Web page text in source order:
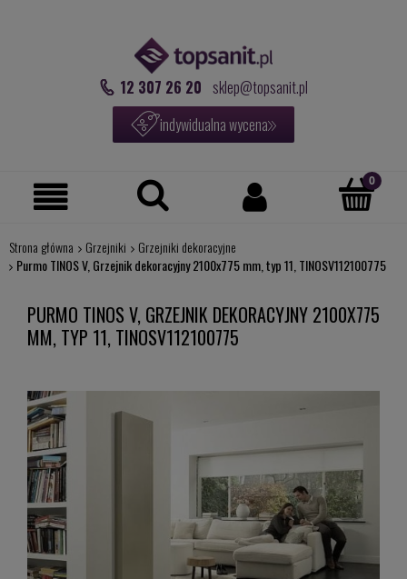
12 307 26 20 sklep@topsanit.pl
indywidualna wycena
Strona główna Grzejniki
Grzejniki dekoracyjne
Purmo TINOS V, Grzejnik dekoracyjny 2100x775 mm, typ 11, TINOSV112100775
PURMO TINOS V, GRZEJNIK DEKORACYJNY 2100X775
MM, TYP 11, TINOSV112100775